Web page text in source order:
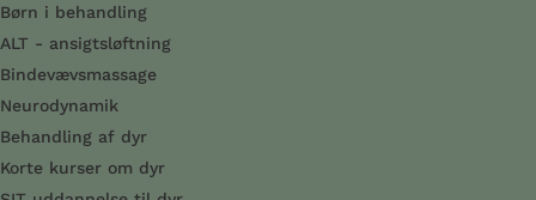
Børn i behandling
ALT - ansigtsløftning
Bindevævsmassage
Neurodynamik
Behandling af dyr
Korte kurser om dyr